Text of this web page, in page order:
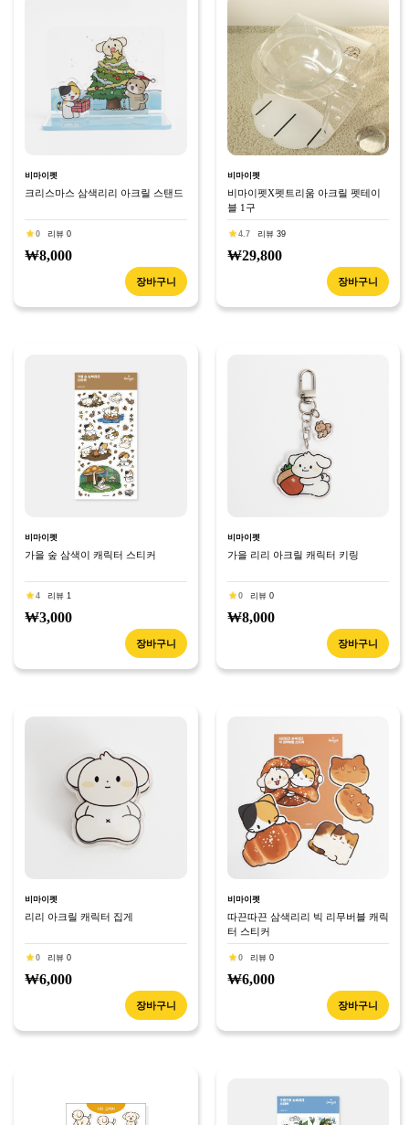
비마이펫
크리스마스 삼색리리 아크릴 스탠드
0 리뷰 0
₩8,000
장바구니
비마이펫
비마이펫X펫트리움 아크릴 펫테이
블 1구
4.7 리뷰 39
₩29,800
장바구니
비마이펫
가을 숲 삼색이 캐릭터 스티커
4 리뷰 1
₩3,000
장바구니
비마이펫
가을 리리 아크릴 캐릭터 키링
0 리뷰 0
₩8,000
장바구니
비마이펫
리리 아크릴 캐릭터 집게
0 리뷰 0
₩6,000
장바구니
비마이펫
따끈따끈 삼색리리 빅 리무버블 캐릭
터 스티커
0 리뷰 0
₩6,000
장바구니